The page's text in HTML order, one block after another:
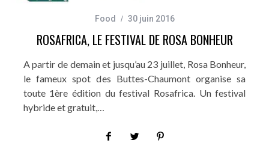
Food 30 juin 2016
ROSAFRICA, LE FESTIVAL DE ROSA BONHEUR
A partir de demain et jusqu’au 23 juillet, Rosa Bonheur,
le fameux spot des Buttes-Chaumont organise sa
toute 1ère édition du festival Rosafrica. Un festival
hybride et gratuit,…